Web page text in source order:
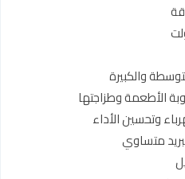
والكبيرة
الأطعمة وطزاجتها
وتحسين الأداء
متساوي